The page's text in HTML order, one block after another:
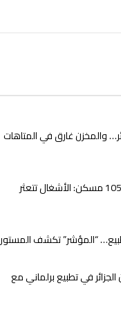
والمخزن غارق في المتاهات
عدل 2 – مشروع 10507 مسكن: الأشغال تتعثر
“المؤشر” تكشف المستور
في تطبيع برلماني مع